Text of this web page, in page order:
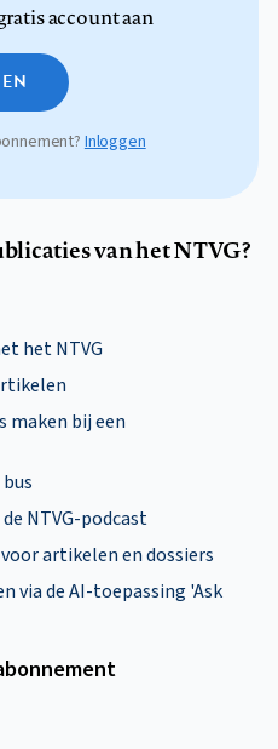
account aan
Inloggen
van het NTVG?
het NTVG
maken bij een
NTVG-podcast
artikelen en dossiers
via de AI-toepassing 'Ask